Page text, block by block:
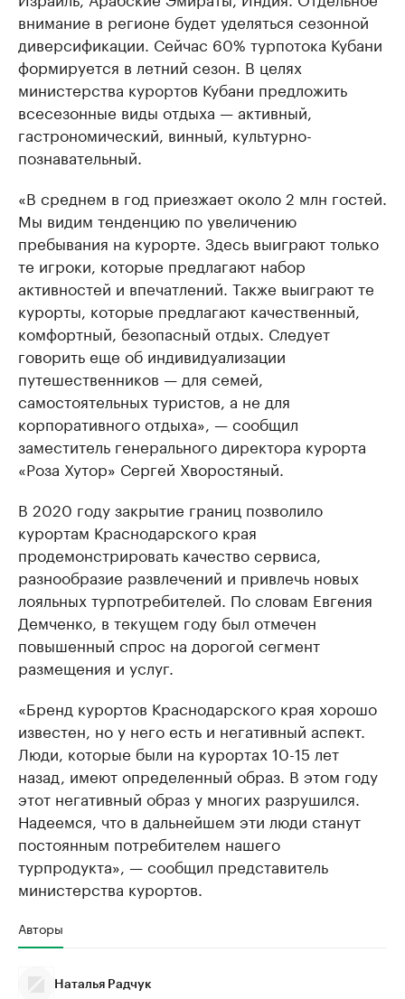
внимание в регионе будет уделяться сезонной
диверсификации. Сейчас 60% турпотока Кубани
формируется в летний сезон. В целях
министерства курортов Кубани предложить
всесезонные виды отдыха — активный,
гастрономический, винный, культурно-
познавательный.
«В среднем в год приезжает около 2 млн гостей.
Мы видим тенденцию по увеличению
пребывания на курорте. Здесь выиграют только
те игроки, которые предлагают набор
активностей и впечатлений. Также выиграют те
курорты, которые предлагают качественный,
комфортный, безопасный отдых. Следует
говорить еще об индивидуализации
путешественников — для семей,
самостоятельных туристов, а не для
корпоративного отдыха», — сообщил
заместитель генерального директора курорта
«Роза Хутор» Сергей Хворостяный.
В 2020 году закрытие границ позволило
курортам Краснодарского края
продемонстрировать качество сервиса,
разнообразие развлечений и привлечь новых
лояльных турпотребителей. По словам Евгения
Демченко, в текущем году был отмечен
повышенный спрос на дорогой сегмент
размещения и услуг.
«Бренд курортов Краснодарского края хорошо
известен, но у него есть и негативный аспект.
Люди, которые были на курортах 10-15 лет
назад, имеют определенный образ. В этом году
этот негативный образ у многих разрушился.
Надеемся, что в дальнейшем эти люди станут
постоянным потребителем нашего
турпродукта», — сообщил представитель
министерства курортов.
Авторы
Наталья Радчук